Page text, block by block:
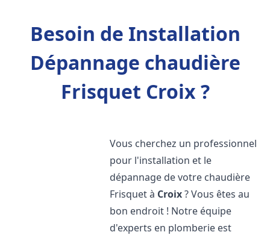
Besoin de Installation
Dépannage chaudière
Frisquet Croix ?
Vous cherchez un professionnel
pour l'installation et le
dépannage de votre chaudière
Frisquet à Croix? Vous êtes au
bon endroit ! Notre équipe
d'experts en plomberie est